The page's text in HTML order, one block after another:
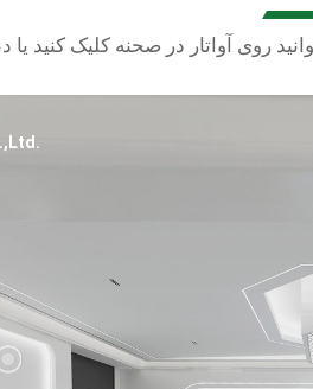
روی آواتار در صحنه کلیک کنید